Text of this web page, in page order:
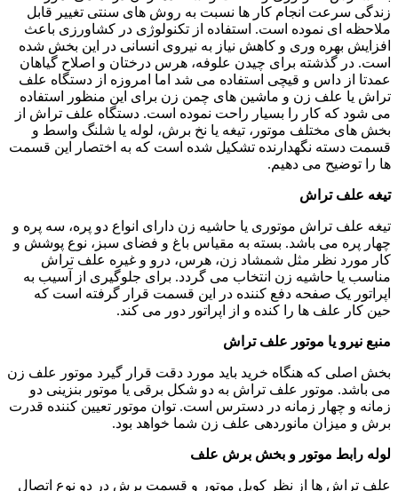
زندگی سرعت انجام کار ها نسبت به روش های سنتی تغییر قابل
ملاحظه ای نموده است. استفاده از تکنولوژی در کشاورزی باعث
افزایش بهره وری و کاهش نیاز به نیروی انسانی در این بخش شده
است. در گذشته برای چیدن علوفه، هرس درختان و اصلاح گیاهان
عمدتا از داس و قیچی استفاده می شد اما امروزه از دستگاه علف
تراش یا علف زن و ماشین های چمن زن برای این منظور استفاده
می شود که کار را بسیار راحت نموده است. دستگاه علف تراش از
بخش های مختلف موتور، تیغه یا نخ برش، لوله یا شلنگ واسط و
قسمت دسته نگهدارنده تشکیل شده است که به اختصار این قسمت
ها را توضیح می دهیم.
تیغه علف تراش
تیغه علف تراش موتوری یا حاشیه زن دارای انواع دو پره، سه پره و
چهار پره می باشد. بسته به مقیاس باغ و فضای سبز، نوع پوشش و
کار مورد نظر مثل شمشاد زن، هرس، درو و غیره علف تراش
مناسب یا حاشیه زن انتخاب می گردد. برای جلوگیری از آسیب به
اپراتور یک صفحه دفع کننده در این قسمت قرار گرفته است که
حین کار علف ها را کنده و از اپراتور دور می کند.
منبع نیرو یا موتور علف تراش
بخش اصلی که هنگاه خرید باید مورد دقت قرار گیرد موتور علف زن
می باشد. موتور علف تراش به دو شکل برقی یا موتور بنزینی دو
زمانه و چهار زمانه در دسترس است. توان موتور تعیین کننده قدرت
برش و میزان مانوردهی علف زن شما خواهد بود.
لوله رابط موتور و بخش برش علف
علف تراش ها از نظر کوپل موتور و قسمت برش در دو نوع اتصال